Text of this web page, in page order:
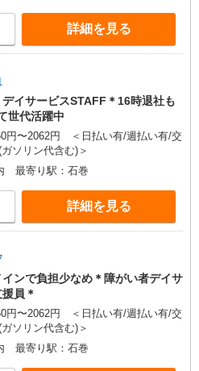
詳細を見る
デイサービスSTAFF＊16時退社も
世代活躍中
円〜2062円 ＜日払い有/週払い有/交
ソリン代含む)＞
最寄り駅：石巻
詳細を見る
ンで負担少なめ＊障がい者デイサ
員＊
円〜2062円 ＜日払い有/週払い有/交
ソリン代含む)＞
最寄り駅：石巻